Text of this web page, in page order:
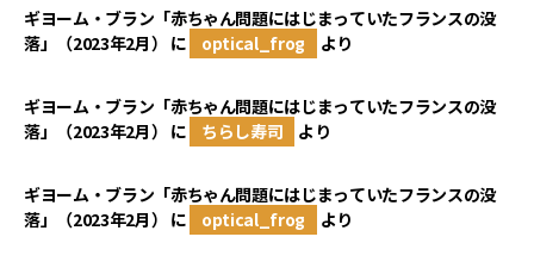
ギヨーム・ブラン「赤ちゃん問題にはじまっていたフランスの没
落」（2023年2月） に optical_frog より
ギヨーム・ブラン「赤ちゃん問題にはじまっていたフランスの没
落」（2023年2月） に ちらし寿司 より
ギヨーム・ブラン「赤ちゃん問題にはじまっていたフランスの没
落」（2023年2月） に optical_frog より